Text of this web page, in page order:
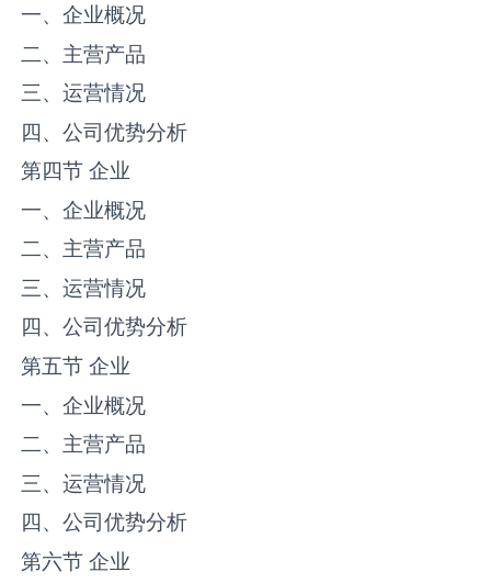
一、企业概况
二、主营产品
三、运营情况
四、公司优势分析
第四节 企业
一、企业概况
二、主营产品
三、运营情况
四、公司优势分析
第五节 企业
一、企业概况
二、主营产品
三、运营情况
四、公司优势分析
第六节 企业